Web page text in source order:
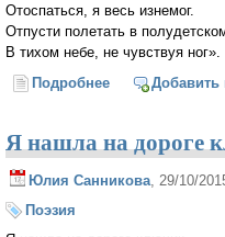
Отоспаться, я весь изнемог.
Отпусти полетать в
В тихом небе, не чувствуя ног».
Подробнее о КороткаДобавить
Я нашла на дороге
Юлия Санникова, 29/10/
Поэзия